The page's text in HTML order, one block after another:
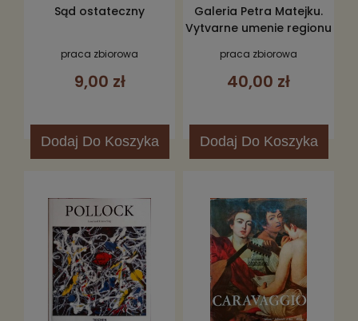
Sąd ostateczny
praca zbiorowa
9,00 zł
Dodaj Do Koszyka
Galeria Petra Matejku.
Vytvarne umenie regionu
Vahom
praca zbiorowa
40,00 zł
Dodaj Do Koszyka